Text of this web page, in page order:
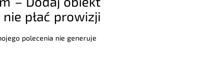
nie płać prowizji
polecenia nie generuje